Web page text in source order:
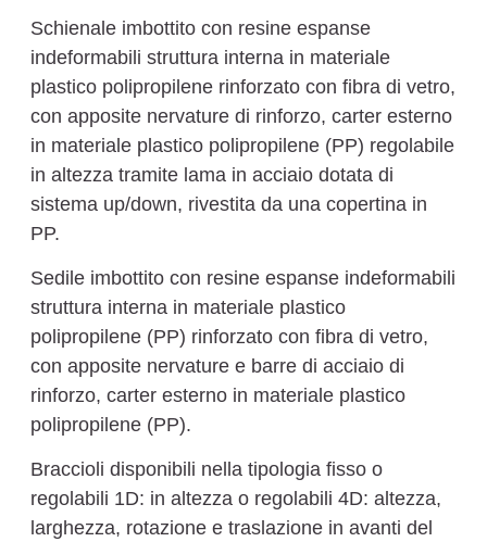
Schienale imbottito con resine espanse
indeformabili struttura interna in materiale
plastico polipropilene rinforzato con fibra di vetro,
con apposite nervature di rinforzo, carter esterno
in materiale plastico polipropilene (PP) regolabile
in altezza tramite lama in acciaio dotata di
sistema up/down, rivestita da una copertina in
PP.
Sedile imbottito con resine espanse indeformabili
struttura interna in materiale plastico
polipropilene (PP) rinforzato con fibra di vetro,
con apposite nervature e barre di acciaio di
rinforzo, carter esterno in materiale plastico
polipropilene (PP).
Braccioli disponibili nella tipologia fisso o
regolabili 1D: in altezza o regolabili 4D: altezza,
larghezza, rotazione e traslazione in avanti del